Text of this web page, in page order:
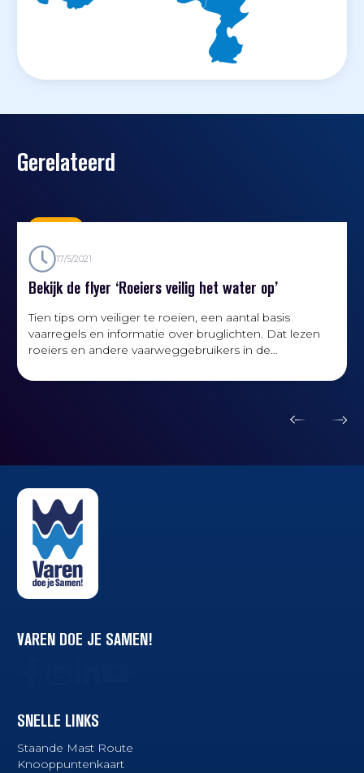
Gerelateerd
17/5/2021
Bekijk de flyer ‘Roeiers veilig het water op’
Tien tips om veiliger te roeien, een aantal basis
vaarregels en informatie over bruglichten. Dat lezen
roeiers en andere vaarweggebruikers in de
VAREN DOE JE SAMEN!
SNELLE LINKS
Staande Mast Route
Knooppuntenkaart